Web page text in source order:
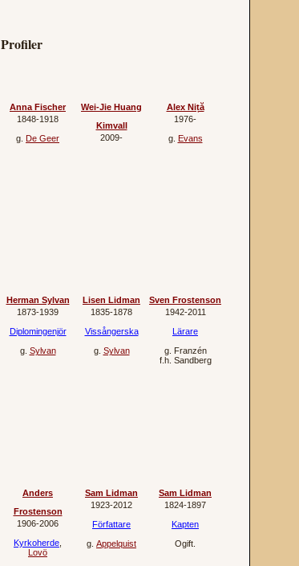
Profiler
Anna Fischer
1848‐1918
g. De Geer
Wei-Jie Huang
Kimvall
2009‐
Alex Niță
1976‐
g. Evans
Herman Sylvan
1873‐1939
Diplomingenjör
g. Sylvan
Lisen Lidman
1835‐1878
Vissångerska
g. Sylvan
Sven Frostenson
1942‐2011
Lärare
g. Franzén
f.h. Sandberg
Anders
Frostenson
1906‐2006
Kyrkoherde
Lovö
Sam Lidman
1923‐2012
Författare
g. Appelquist
Sam Lidman
1824‐1897
Kapten
Ogift.